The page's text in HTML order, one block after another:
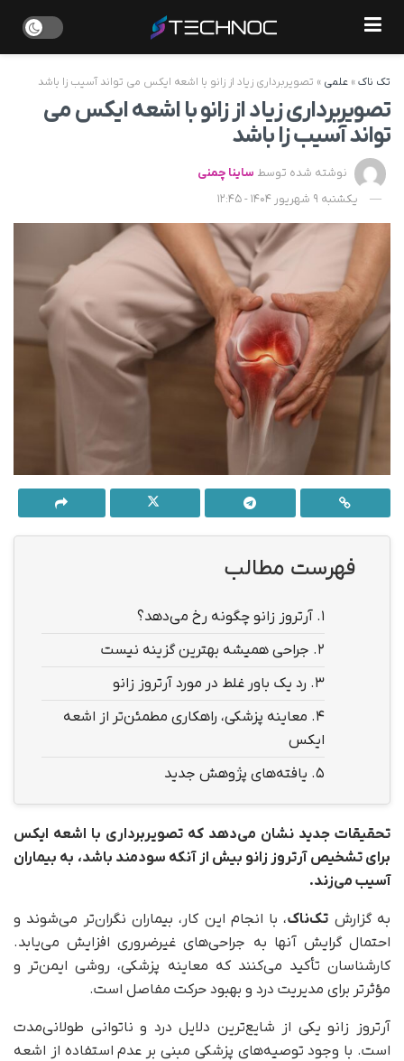
تک ناک» علمی » تصویربرداری زیاد از زانو با اشعه ایکس می ‌تواند آسیب ‌زا باشد
تصویربرداری زیاد از زانو با اشعه ایکس می
‌تواند آسیب ‌زا باشد
نوشته شده توسط ساینا چمنی
یکشنبه 9 شهریور 1404 - 12:45
فهرست مطالب
1. آرتروز زانو چگونه رخ می‌دهد؟
2. جراحی همیشه بهترین گزینه نیست
3. رد یک باور غلط در مورد آرتروز زانو
4. معاینه پزشکی، راهکاری مطمئن‌تر از اشعه
ایکس
5. یافته‌های پژوهش جدید
تحقیقات جدید نشان می‌دهد که تصویر‌برداری با اشعه ایکس
برای تشخیص آرتروز زانو بیش از آنکه سودمند باشد، به بیماران
آسیب می‌زند.
به گزارش تک‌ناک، با انجام این کار، بیماران نگران‌تر می‌شوند و
احتمال گرایش آنها به جراحی‌های غیرضروری افزایش می‌یابد.
کارشناسان تأکید می‌کنند که معاینه پزشکی، روشی ایمن‌تر و
مؤثرتر برای مدیریت درد و بهبود حرکت مفاصل است.
آرتروز زانو یکی از شایع‌ترین دلایل درد و ناتوانی طولانی‌مدت
است. با وجود توصیه‌های پزشکی مبنی بر عدم استفاده از اشعه